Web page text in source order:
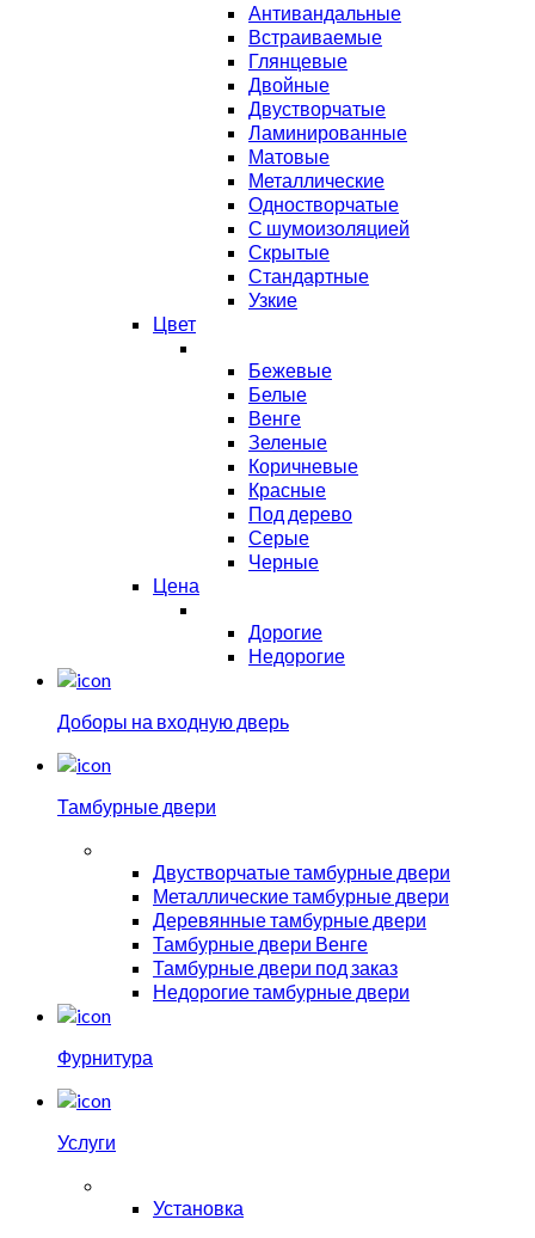
Антивандальные
Встраиваемые
Глянцевые
Двойные
Двустворчатые
Ламинированные
Матовые
Металлические
Одностворчатые
С шумоизоляцией
Скрытые
Стандартные
Узкие
Цвет
Бежевые
Белые
Венге
Зеленые
Коричневые
Красные
Под дерево
Серые
Черные
Цена
Дорогие
Недорогие
Доборы на входную дверь
Тамбурные двери
Двустворчатые тамбурные двери
Металлические тамбурные двери
Деревянные тамбурные двери
Тамбурные двери Венге
Тамбурные двери под заказ
Недорогие тамбурные двери
Фурнитура
Услуги
Установка